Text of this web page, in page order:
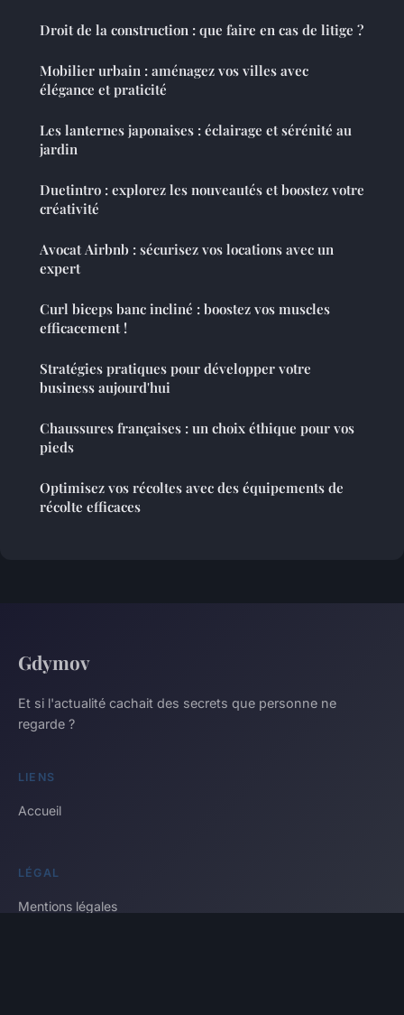
Droit de la construction : que faire en cas de litige ?
Mobilier urbain : aménagez vos villes avec
élégance et praticité
Les lanternes japonaises : éclairage et sérénité au
jardin
Duetintro : explorez les nouveautés et boostez votre
créativité
Avocat Airbnb : sécurisez vos locations avec un
expert
Curl biceps banc incliné : boostez vos muscles
efficacement !
Stratégies pratiques pour développer votre
business aujourd'hui
Chaussures françaises : un choix éthique pour vos
pieds
Optimisez vos récoltes avec des équipements de
récolte efficaces
Gdymov
Et si l'actualité cachait des secrets que personne ne
regarde ?
LIENS
Accueil
LÉGAL
Mentions légales